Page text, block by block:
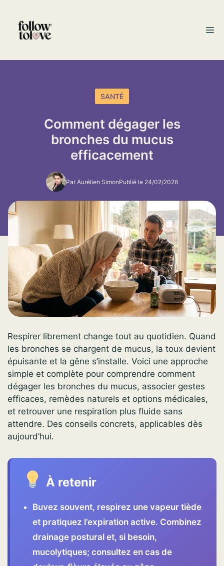
contenu
SANTÉ
Comment dégager les
bronches du mucus
efficacement
Par Aurélien SimonPublié le 24/02/2026
Respirer librement change tout au quotidien. Quand
les bronches se chargent de mucus, la toux devient
épuisante et la gêne s’installe. Voici une approche
simple et complète pour comprendre comment
dégager les bronches du mucus, associer gestes
efficaces, remèdes naturels et options médicales,
et retrouver une respiration plus fluide sans
attendre. Des conseils concrets, applicables dès
aujourd’hui.
À retenir
Buvez souvent, respirez une vapeur tiède
et pratiquez l’expiration active. Combinez
drainage postural et, si besoin,
mucolytiques; consultez en cas de